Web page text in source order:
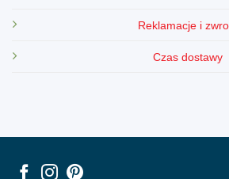
Reklamacje i
Czas dostawy